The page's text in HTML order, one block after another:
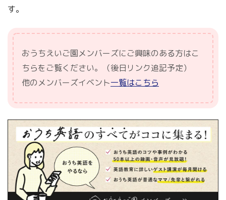
す。
おうちえいご園メンバーズにご興味のある方はこ
ちらをご覧ください。（後日リンク追記予定）
他のメンバーズイベント一覧はこちら